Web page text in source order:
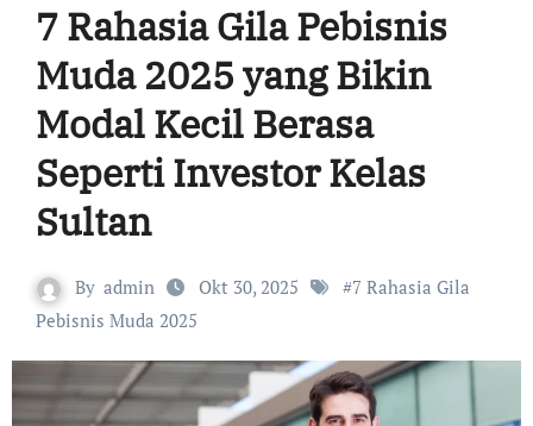
7 Rahasia Gila Pebisnis
Muda 2025 yang Bikin
Modal Kecil Berasa
Seperti Investor Kelas
Sultan
By admin Okt 30, 2025 #7 Rahasia Gila
Pebisnis Muda 2025